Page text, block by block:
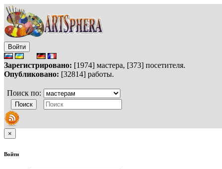
Войти
Зарегистрировано: [1974] мастера, [373] посетителя.
Опубликовано: [32814] работы.
Поиск по:
×
Войти